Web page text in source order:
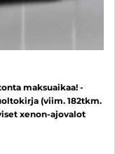
maksuaikaa! -
(viim. 182tkm.
xenon-ajovalot